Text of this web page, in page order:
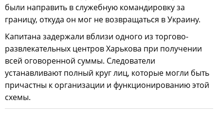
были направить в служебную командировку за
границу, откуда он мог не возвращаться в Украину.
Капитана задержали вблизи одного из торгово-
развлекательных центров Харькова при получении
всей оговоренной суммы. Следователи
устанавливают полный круг лиц, которые могли быть
причастны к организации и функционированию этой
схемы.